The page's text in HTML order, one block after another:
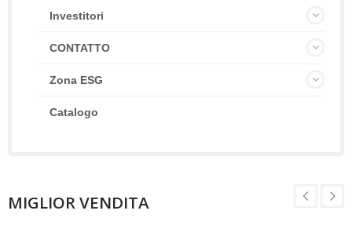
Investitori
CONTATTO
Zona ESG
Catalogo
MIGLIOR VENDITA